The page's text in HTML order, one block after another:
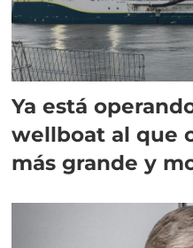
Ya está
wellboat al que
más grande y